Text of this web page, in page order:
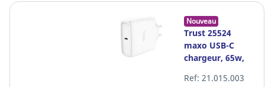
Nouveau
Trust 25524
maxo USB-C
chargeur, 65w,
Ref: 21.015.003